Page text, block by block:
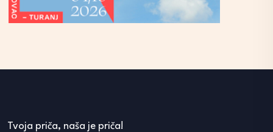
Tvoja priča, naša je priča!